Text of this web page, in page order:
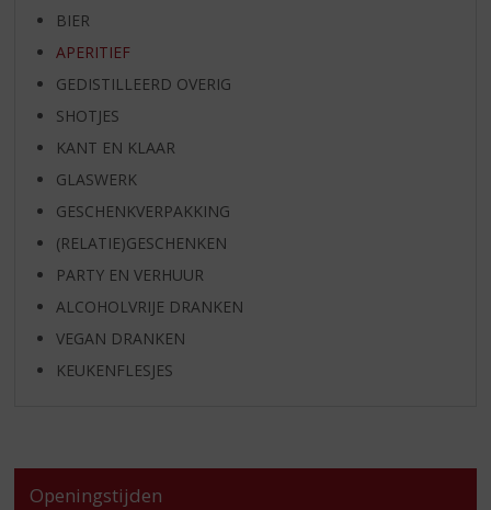
BIER
APERITIEF
GEDISTILLEERD OVERIG
SHOTJES
KANT EN KLAAR
GLASWERK
GESCHENKVERPAKKING
(RELATIE)GESCHENKEN
PARTY EN VERHUUR
ALCOHOLVRIJE DRANKEN
VEGAN DRANKEN
KEUKENFLESJES
Openingstijden